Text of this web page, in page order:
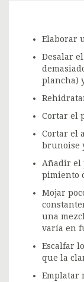
Elaborar
Desalar
plancha)
Cortar el
Cortar el
brunoise
Añadir el
pimiento
Mojar
una
varía en
Escalfar
que la
Emplatar